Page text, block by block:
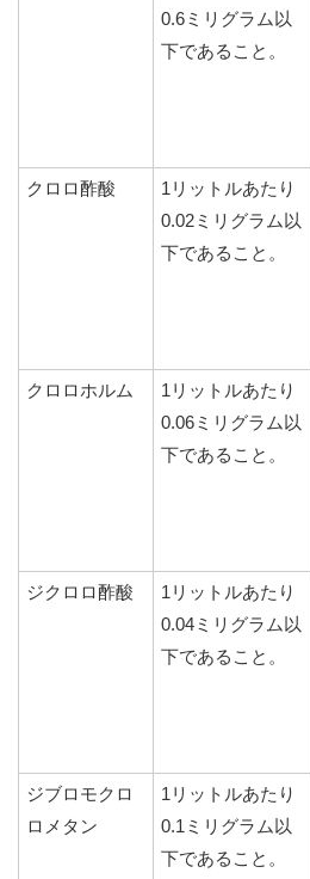
0.6ミリグラム以
下であること。
クロロ酢酸
1リットルあたり
0.02ミリグラム以
下であること。
クロロホルム
1リットルあたり
0.06ミリグラム以
下であること。
ジクロロ酢酸
1リットルあたり
0.04ミリグラム以
下であること。
ジブロモクロ
ロメタン
1リットルあたり
0.1ミリグラム以
下であること。